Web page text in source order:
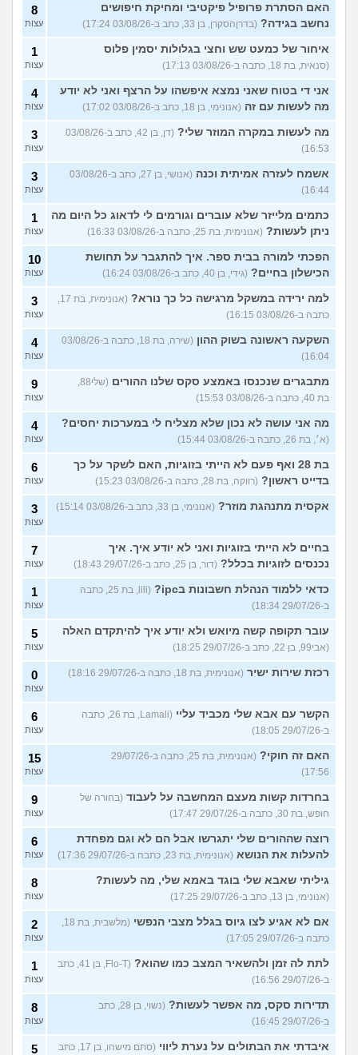
האם הסתרת פרופיל פיקטיבי ומחיקת חיפושים
נחשב בגידה? (בדרןהסקרן, בן 33, כתב ב-03/08/26 17:24)
8
עצות
איחור של כמעט שש וחצי בגלולות יסמין פלוס
(סנאית, בת 18, כתבה ב-03/08/26 17:13)
1
עצות
אני די בטוח שאני נמצא איפשהו על הרצף ואני לא יודע
מה לעשות עם זה (אנונימי, בן 18, כתב ב-03/08/26 17:02)
4
עצות
מה לעשות במקרה המוזר שלי?
(דן, בן 42, כתב ב-03/08/26
16:53)
3
עצות
אשמח לעזרה אמיתית וכנה
(אנושי, בן 27, כתב ב-03/08/26
16:44)
3
עצות
כתמים מלייזר שלא עוברים וגורמים לי לדאוג כל היום מה
ניתן לעשות? (אנונימית, בת 25, כתבה ב-03/08/26 16:33)
1
עצות
הפכתי למורה בבית ספר. איך להתגבר על תחושת
הכישלון בחיים? (גידי, בן 40, כתב ב-03/08/26 16:24)
10
עצות
למה ירידה במשקל מרגישה כל כך נורא?
(אנונימית, בת 17,
כתבה ב-03/08/26 16:15)
3
עצות
השקעה ראשונה בשוק ההון
(שירה, בת 18, כתבה ב-03/08/26
16:04)
4
עצות
מתבגרים שנכנסו באמצע סקס שלנו ההורים
(שלי88,
בת 40, כתבה ב-03/08/26 15:53)
9
עצות
מה אני עושה לא נכון שלא מצליח לי במערכות יחסים?
(א׳, בת 26, כתבה ב-03/08/26 15:44)
4
עצות
בת 28 ואף פעם לא הייתי בזוגיות, האם לשקר על כך
בדייט ראשון? (רווקה, בת 28, כתבה ב-03/08/26 15:23)
6
עצות
אקסית מתנהגת מוזר? (אנונימי, בן 33, כתב ב-03/08/26 15:14) 3
עצות
בחיים לא הייתי בזוגיות ואני לא יודע איך. איך
נכנסים לזוגיות בכלל? (דור, בן 25, כתב ב-29/07/26 18:43)
7
עצות
כדאי ללמוד הנהלת חשבונות בipc?
(lili, בת 25, כתבה
ב-29/07/26 18:34)
1
עצות
עובר תקופה קשה מיואש ולא יודע איך להיתקדם האלה
(אבי99, בן 22, כתב ב-29/07/26 18:25)
5
עצות
רכזת שירות ישיר (אנונימית, בת 18, כתבה ב-29/07/26 18:16) 0
עצות
הקשר עם אבא שלי מכביד עליי
(Lamali, בת 26, כתבה
ב-29/07/26 18:05)
6
עצות
האם זה חוקי?
(אנונימית, בת 25, כתבה ב-29/07/26
17:56)
15
עצות
בחרדות קשות מעצם המחשבה על לעבוד (בחורה של
חופש, בת 30, כתבה ב-29/07/26 17:47)
9
עצות
רוצה שההורים שלי יתגרשו אבל הם לא וגם מפחדת
להעלות את הנושא (אנונימית, בת 23, כתבה ב-29/07/26 17:36)
6
עצות
גיליתי שאבא שלי בוגד באמא שלי, מה לעשות?
(אנונימי, בן 13, כתב ב-29/07/26 17:25)
8
עצות
אם לא אגיע לצו גיוס בגלל מצבי הנפשי
(מלשבית, בת 18,
כתבה ב-29/07/26 17:05)
2
עצות
לתת לה זמן ולהשאיר המצב כמו שהוא?
(Flo-T, בן 41, כתב
ב-29/07/26 16:56)
1
עצות
תדירות סקס, מה אפשר לעשות?
(נשוי, בן 28, כתב
ב-29/07/26 16:45)
8
עצות
איבדתי את הבתולים על נערת ליווי (סתם מישהו, בן 17, כתב 5